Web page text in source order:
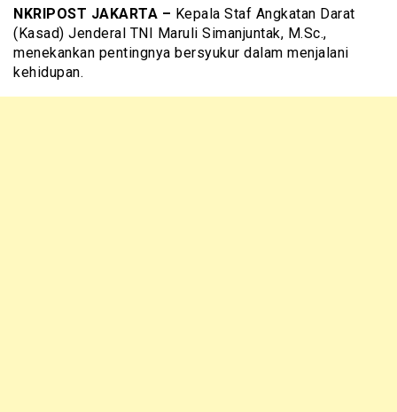
NKRIPOST JAKARTA – Kepala Staf Angkatan Darat
(Kasad) Jenderal TNI Maruli Simanjuntak, M.Sc.,
menekankan pentingnya bersyukur dalam menjalani
kehidupan.